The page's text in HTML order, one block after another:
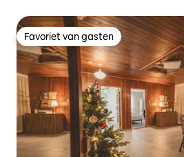
2-3 minuten met de auto
Favoriet van gasten
Favoriet van gasten